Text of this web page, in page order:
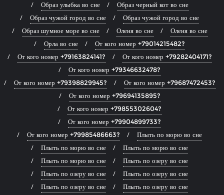
Образ улыбка во сне
Образ черный кот во сне
Образ чужой город во сне
Образ чужой город во сне
Образ шумное море во сне
Оленя во сне
Оленя во сне
Орла во сне
От кого номер +79014215482?
От кого номер +79163824141?
От кого номер +79282404171?
От кого номер +79346632478?
От кого номер +79398829945?
От кого номер +79687472453?
От кого номер +79694135895?
От кого номер +79855302604?
От кого номер +79904899733?
От кого номер +79985486663?
Плыть по морю во сне
Плыть по морю во сне
Плыть по морю во сне
Плыть по морю во сне
Плыть по озеру во сне
Плыть по озеру во сне
Плыть по озеру во сне
Плыть по озеру во сне
Плыть по озеру во сне